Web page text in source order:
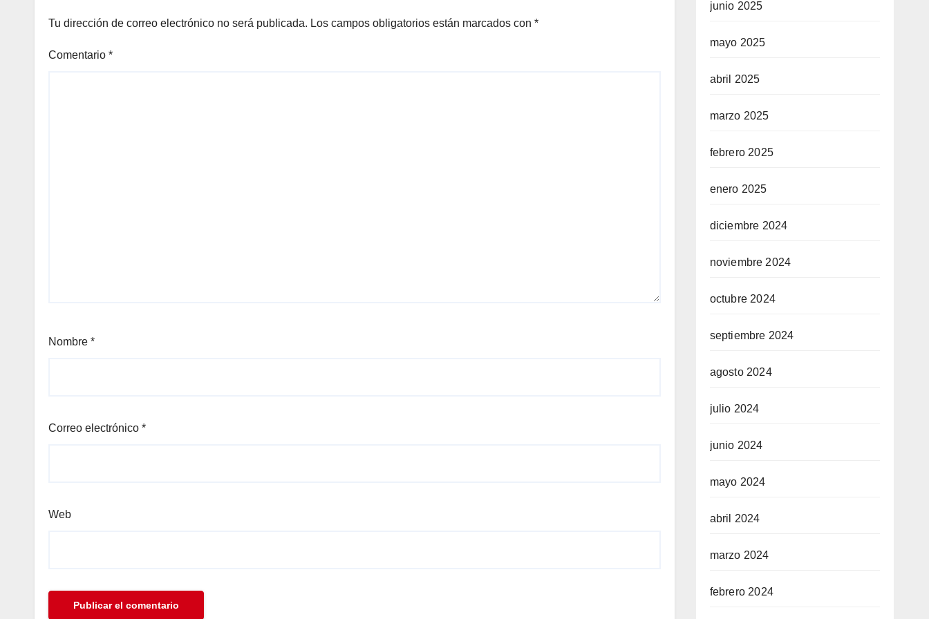
Tu dirección de correo electrónico no será publicada. Los campos obligatorios están marcados con *
Comentario *
Nombre *
Correo electrónico *
Web
junio 2025
mayo 2025
abril 2025
marzo 2025
febrero 2025
enero 2025
diciembre 2024
noviembre 2024
octubre 2024
septiembre 2024
agosto 2024
julio 2024
junio 2024
mayo 2024
abril 2024
marzo 2024
febrero 2024